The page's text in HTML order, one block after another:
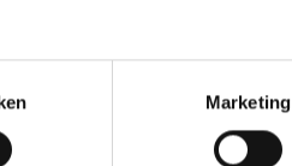
Marketing